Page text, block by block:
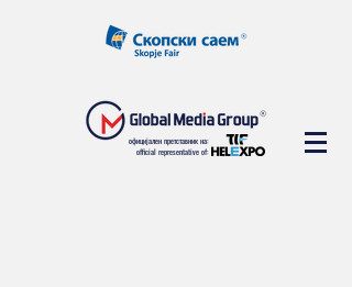
официјален претставник на:
official representative of: